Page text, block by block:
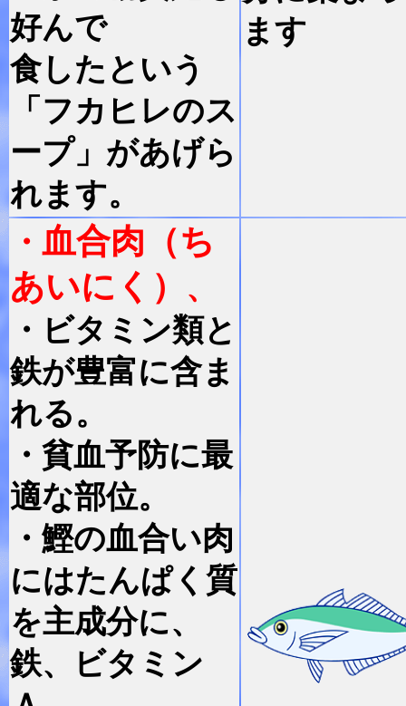
好んで
食したという
「フカヒレのス
ープ」があげら
れます。
ます
・ 血合肉（ち
あいにく）
、
・ ビタミン類と
鉄が豊富に含ま
れる。
・貧血予防に最
適な部位。
・鰹の血合い肉
にはたんぱく質
を主成分に、
鉄、ビタミン